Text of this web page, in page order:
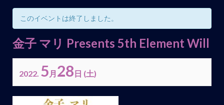
このイベントは終了しました。
金子 マリ Presents 5th Element Will
2022. 5 月 28日 (土)
イ